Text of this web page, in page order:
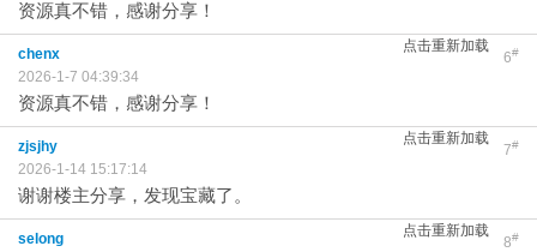
资源真不错，感谢分享！
点击重新加载
6#
chenx
2026-1-7 04:39:34
资源真不错，感谢分享！
点击重新加载
7#
zjsjhy
2026-1-14 15:17:14
谢谢楼主分享，发现宝藏了。
点击重新加载
8#
selong